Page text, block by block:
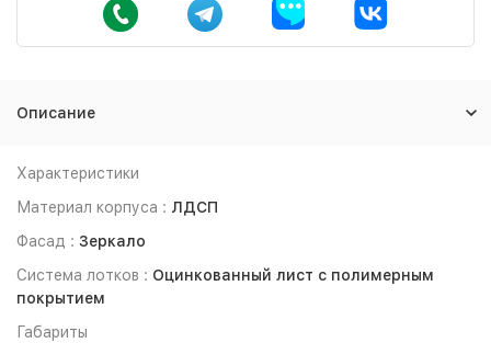
Описание
Характеристики
Материал корпуса : ЛДСП
Фасад : Зеркало
Система лотков : Оцинкованный лист с полимерным
покрытием
Габариты